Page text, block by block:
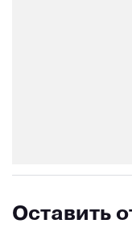
Оставить